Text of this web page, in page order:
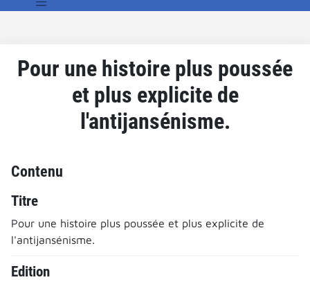
Pour une histoire plus poussée
et plus explicite de
l'antijansénisme.
Contenu
Titre
Pour une histoire plus poussée et plus explicite de
l'antijansénisme.
Edition